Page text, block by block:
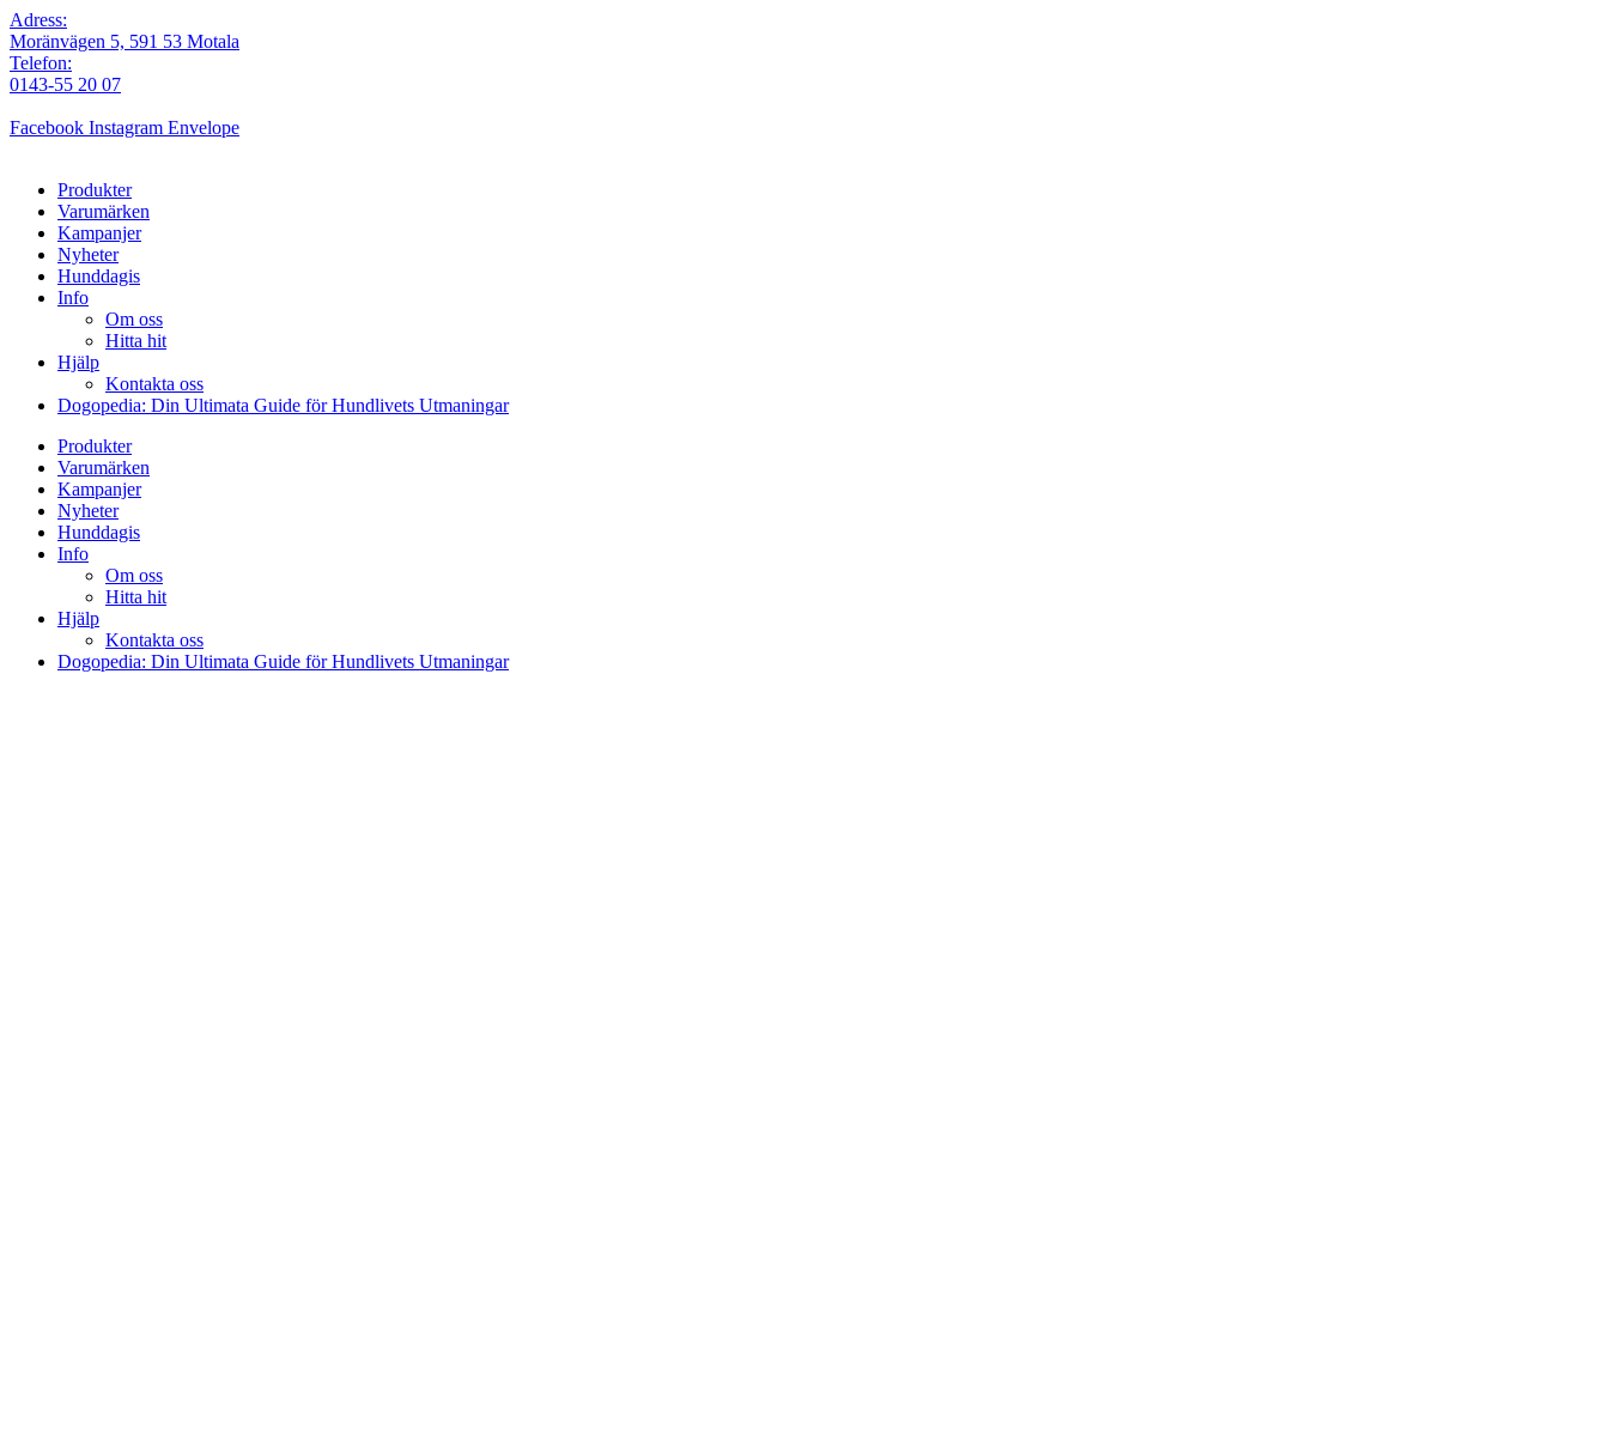
Adress:
Moränvägen 5, 591 53 Motala
Telefon:
0143-55 20 07
Facebook Instagram Envelope
Produkter
Varumärken
Kampanjer
Nyheter
Hunddagis
Info
Om oss
Hitta hit
Hjälp
Kontakta oss
Dogopedia: Din Ultimata Guide för Hundlivets Utmaningar
Produkter
Varumärken
Kampanjer
Nyheter
Hunddagis
Info
Om oss
Hitta hit
Hjälp
Kontakta oss
Dogopedia: Din Ultimata Guide för Hundlivets Utmaningar